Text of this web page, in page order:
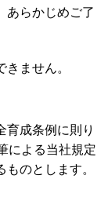
あらかじめご了
ません。
育成条例に則り
による当社規定
のとします。